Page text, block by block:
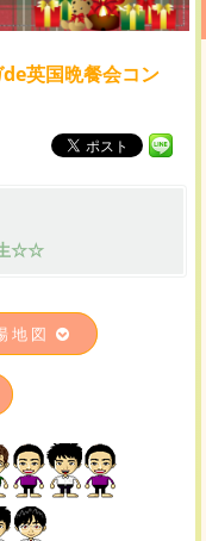
英国晩餐会コン
☆☆
地図